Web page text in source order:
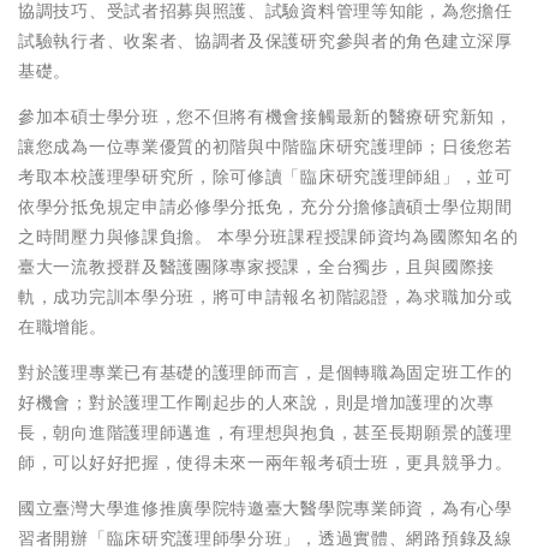
協調技巧、受試者招募與照護、試驗資料管理等知能，為您擔任
試驗執行者、收案者、協調者及保護研究參與者的角色建立深厚
基礎。
參加本碩士學分班，您不但將有機會接觸最新的醫療研究新知，
讓您成為一位專業優質的初階與中階臨床研究護理師；日後您若
考取本校護理學研究所，除可修讀「臨床研究護理師組」，並可
依學分抵免規定申請必修學分抵免，充分分擔修讀碩士學位期間
之時間壓力與修課負擔。 本學分班課程授課師資均為國際知名的
臺大一流教授群及醫護團隊專家授課，全台獨步，且與國際接
軌，成功完訓本學分班，將可申請報名初階認證，為求職加分或
在職增能。
對於護理專業已有基礎的護理師而言，是個轉職為固定班工作的
好機會；對於護理工作剛起步的人來說，則是增加護理的次專
長，朝向進階護理師邁進，有理想與抱負，甚至長期願景的護理
師，可以好好把握，使得未來一兩年報考碩士班，更具競爭力。
國立臺灣大學進修推廣學院特邀臺大醫學院專業師資，為有心學
習者開辦「臨床研究護理師學分班」，透過實體、網路預錄及線